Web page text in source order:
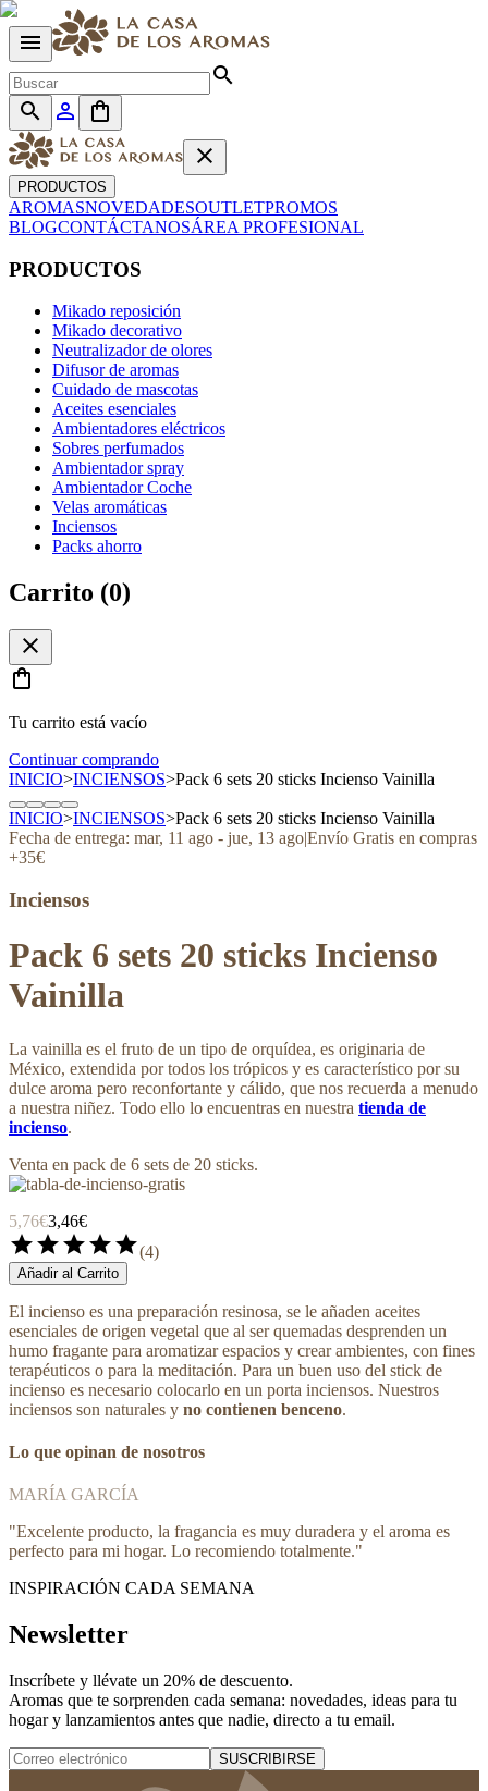
menu
search
search
person_outline
shopping_bag
close
PRODUCTOS
AROMASNOVEDADESOUTLETPROMOS
BLOGCONTÁCTANOSÁREA PROFESIONAL
PRODUCTOS
Mikado reposición
Mikado decorativo
Neutralizador de olores
Difusor de aromas
Cuidado de mascotas
Aceites esenciales
Ambientadores eléctricos
Sobres perfumados
Ambientador spray
Ambientador Coche
Velas aromáticas
Inciensos
Packs ahorro
Carrito (0)
close
shopping_bag
Tu carrito está vacío
Continuar comprando
INICIO>INCIENSOS>Pack 6 sets 20 sticks Incienso Vainilla
INICIO>INCIENSOS>Pack 6 sets 20 sticks Incienso Vainilla
Fecha de entrega: mar, 11 ago - jue, 13 ago|Envío Gratis en compras
+35€
Inciensos
Pack 6 sets 20 sticks Incienso
Vainilla
La vainilla es el fruto de un tipo de orquídea, es originaria de
México, extendida por todos los trópicos y es característico por su
dulce aroma pero reconfortante y cálido, que nos recuerda a menudo
a nuestra niñez. Todo ello lo encuentras en nuestra tienda de
incienso.
Venta en pack de 6 sets de 20 sticks.
5,76€3,46€
starstarstarstarstar(4)
Añadir al Carrito
El incienso es una preparación resinosa, se le añaden aceites
esenciales de origen vegetal que al ser quemadas desprenden un
humo fragante para aromatizar espacios y crear ambientes, con fines
terapéuticos o para la meditación. Para un buen uso del stick de
incienso es necesario colocarlo en un porta inciensos. Nuestros
inciensos son naturales y no contienen benceno.
Lo que opinan de nosotros
MARÍA GARCÍA
"Excelente producto, la fragancia es muy duradera y el aroma es
perfecto para mi hogar. Lo recomiendo totalmente."
INSPIRACIÓN CADA SEMANA
Newsletter
Inscríbete y llévate un 20% de descuento.
Aromas que te sorprenden cada semana: novedades, ideas para tu
hogar y lanzamientos antes que nadie, directo a tu email.
SUSCRIBIRSE